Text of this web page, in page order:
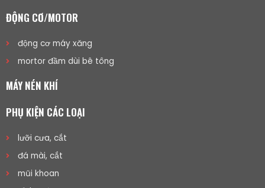
ĐỘNG CƠ/MOTOR
động cơ máy xăng
mortor đầm dùi bê tông
MÁY NÉN KHÍ
PHỤ KIỆN CÁC LOẠI
lưỡi cưa, cắt
đá mài, cắt
mũi khoan